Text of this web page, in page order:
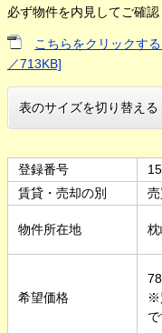
必ず物件を内見してご確認
こちらをクリックす
／713KB]
表のサイズを切り替える
登録番号
賃貸・売却の別
物件所在地 枕
希望価格
※
で